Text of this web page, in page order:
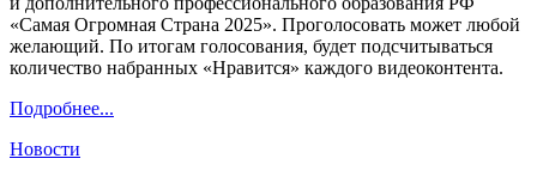
«Самая Огромная Страна 2025». Проголосовать может любой
желающий. По итогам голосования, будет подсчитываться
количество набранных «Нравится» каждого видеоконтента.
Подробнее...
Новости